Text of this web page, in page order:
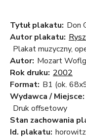
Tytuł plakatu: Don
Autor plakatu:
Plakat muzyczny,
Autor: Mozart
Rok druku: 2002
Format: B1 (ok.
Wydawca / Miejsce:
Druk offsetowy
Stan zachowania
Id. plakatu: